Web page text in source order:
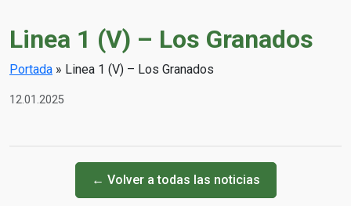
Linea 1 (V) – Los Granados
Portada » Linea 1 (V) – Los Granados
12.01.2025
← Volver a todas las noticias